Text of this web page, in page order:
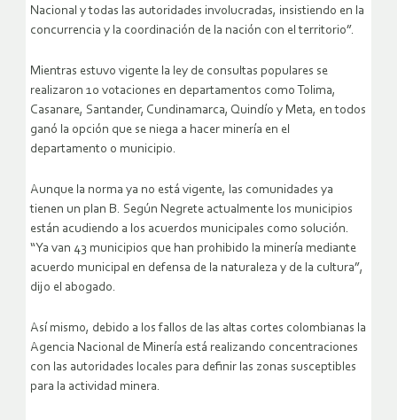
Nacional y todas las autoridades involucradas, insistiendo en la
concurrencia y la coordinación de la nación con el territorio”.
Mientras estuvo vigente la ley de consultas populares se
realizaron 10 votaciones en departamentos como Tolima,
Casanare, Santander, Cundinamarca, Quindío y Meta, en todos
ganó la opción que se niega a hacer minería en el
departamento o municipio.
Aunque la norma ya no está vigente, las comunidades ya
tienen un plan B. Según Negrete actualmente los municipios
están acudiendo a los acuerdos municipales como solución.
“Ya van 43 municipios que han prohibido la minería mediante
acuerdo municipal en defensa de la naturaleza y de la cultura”,
dijo el abogado.
Así mismo, debido a los fallos de las altas cortes colombianas la
Agencia Nacional de Minería está realizando concentraciones
con las autoridades locales para definir las zonas susceptibles
para la actividad minera.